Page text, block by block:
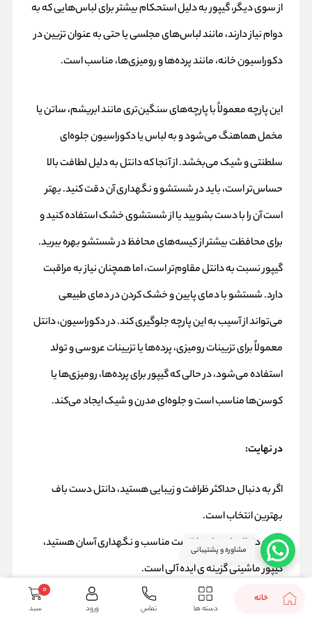
از سوی دیگر، گیپور به دلیل استحکام بیشتر برای لباس‌هایی که به
دوام نیاز دارند، مانند لباس‌های مجلسی یا حتی به عنوان تزیین در
دکوراسیون خانه، مانند پرده‌ها و رومیزی‌ها، مناسب است.
این پارچه معمولاً با پارچه‌های سنگین‌تری مانند ابریشم، ساتن یا
مخمل هماهنگ می‌شود و به لباس یا دکوراسیون جلوه‌ای
سلطنتی و شیک می‌بخشد. از آنجا که دانتل به دلیل لطافت بالا
حساس‌تر است، باید در شستشو و نگهداری آن دقت کنید. بهتر
است آن را با دست بشویید یا از شستشوی خشک استفاده کنید و
برای محافظت بیشتر از کیسه‌های محافظ در شستشو بهره ببرید.
گیپور نسبت به دانتل مقاوم‌تر است، اما همچنان نیاز به مراقبت
دارد. شستشو با دمای پایین و خشک کردن در دمای طبیعی
می‌تواند از آسیب به این پارچه جلوگیری کند. در دکوراسیون، دانتل
معمولاً برای تزیینات رومیزی، پرده‌ها یا تزیینات عروسی و تولد
استفاده می‌شود، در حالی که گیپور برای پرده‌ها، رومیزی‌ها یا
کوسن‌ها مناسب است و جلوه‌ای مدرن و شیک ایجاد می‌کند.
در نهایت:
اگر به دنبال حداکثر ظرافت و زیبایی هستید، دانتل دست‌ باف
بهترین انتخاب است.
اگر به دنبال پارچه‌ ای با قیمت مناسب و نگهداری آسان هستید،
گیپور ماشینی گزینه‌ ی ایده‌ آلی است.
اگر برای لباس‌ های زیر به دنبال پارچه‌ ای ظریف هستید، نخ توری را
مشاوره و پشتیبانی
خانه
دسته ها تماس ورود سبد
0